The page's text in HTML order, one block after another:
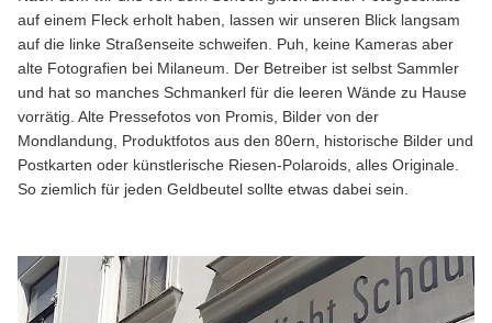
auf einem Fleck erholt haben, lassen wir unseren Blick langsam
auf die linke Straßenseite schweifen. Puh, keine Kameras aber
alte Fotografien bei Milaneum. Der Betreiber ist selbst Sammler
und hat so manches Schmankerl für die leeren Wände zu Hause
vorrätig. Alte Pressefotos von Promis, Bilder von der
Mondlandung, Produktfotos aus den 80ern, historische Bilder und
Postkarten oder künstlerische Riesen-Polaroids, alles Originale.
So ziemlich für jeden Geldbeutel sollte etwas dabei sein.